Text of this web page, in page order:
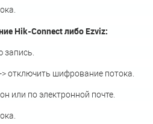
Hik-Connect либо Ezviz:
запись.
отключить шифрование потока.
или по электронной почте.